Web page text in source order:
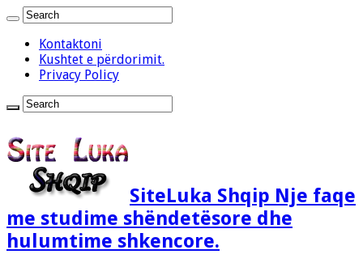
Kontaktoni
Kushtet e përdorimit.
Privacy Policy
SiteLuka Shqip Nje faqe
me studime shëndetësore dhe
hulumtime shkencore.